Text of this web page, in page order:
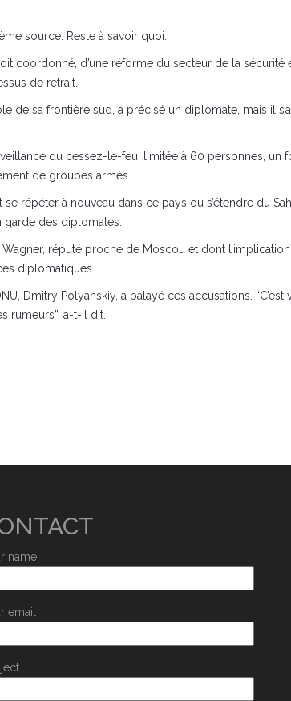
source. Reste à savoir quoi.
coordonné, d’une réforme du secteur de la sécurité
de retrait.
de sa frontière sud, a précisé un diplomate, mais il
du cessez-le-feu, limitée à 60 personnes, un
de groupes armés.
répéter à nouveau dans ce pays ou s’étendre du
garde des diplomates.
réputé proche de Moscou et dont l’implication
diplomatiques.
Dmitry Polyanskiy, a balayé ces accusations. “C’est
rumeurs”, a-t-il dit.
name
email